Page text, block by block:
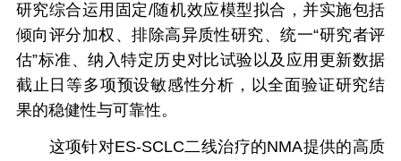
研究综合运用固定/随机效应模型拟合，并实施包括
倾向评分加权、排除高异质性研究、统一“研究者评
估”标准、纳入特定历史对比试验以及应用更新数据
截止日等多项预设敏感性分析，以全面验证研究结
果的稳健性与可靠性。
这项针对ES-SCLC二线治疗的NMA提供的高质